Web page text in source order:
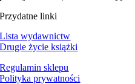
Przydatne linki
Lista wydawnictw
Drugie życie książki
Regulamin sklepu
Polityka prywatności